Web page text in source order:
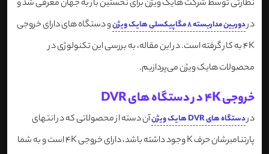
نظارتی توسط شرکت هایک ویژن برای نخستین بار به جهان معرفی شد و
دردوربین مداربسته 8 مگاپیکسلی هایک ویژن
و دستگاه های دارای خروجی
4K به کار گرفته است. در این مقاله، به بررسی این تکنولوژی در
محصولات هایک ویژن می‌پردازیم.
خروجی 4K در دستگاه های DVR
دردستگاه های DVR هایک ویژن
آن دسته از محصولاتی که در انتهای
پارتنامبرشان حرف K وجود داشته باشد، دارای خروجی 4K است و به شما